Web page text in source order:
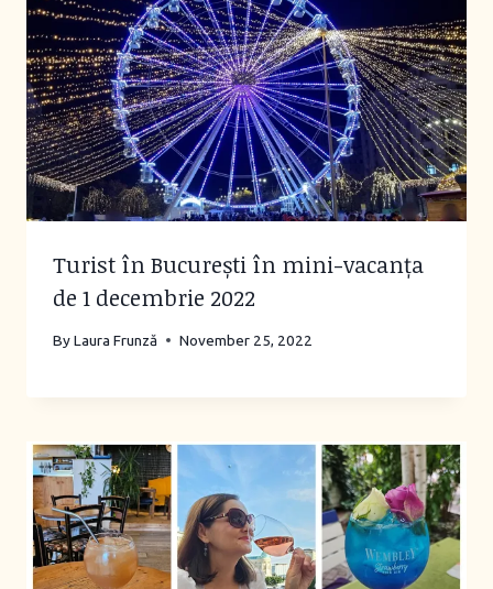
Turist în București în mini-vacanța
de 1 decembrie 2022
ByLaura Frunză November 25, 2022